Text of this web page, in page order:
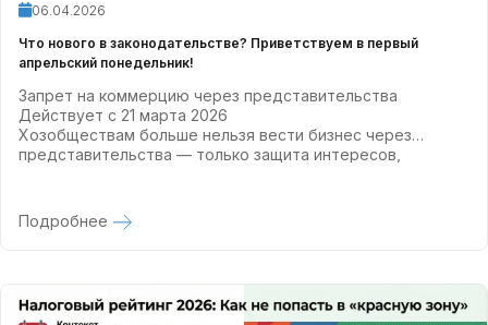
06.04.2026
Что нового в законодательстве? Приветствуем в первый
апрельский понедельник!
Запрет на коммерцию через представительства
Действует с 21 марта 2026
Хозобществам больше нельзя вести бизнес через
представительства — только защита интересов,
Подробнее